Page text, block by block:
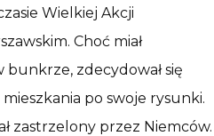
Wielkiej Akcji
Choć miał
zdecydował się
po swoje rysunki.
zastrzelony przez Niemców.